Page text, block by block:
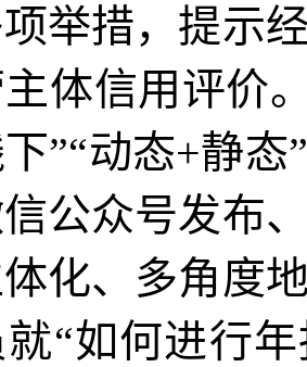
举措，提示
体信用评价
”“动态+静
公众号发布
化、多角度
“如何进行